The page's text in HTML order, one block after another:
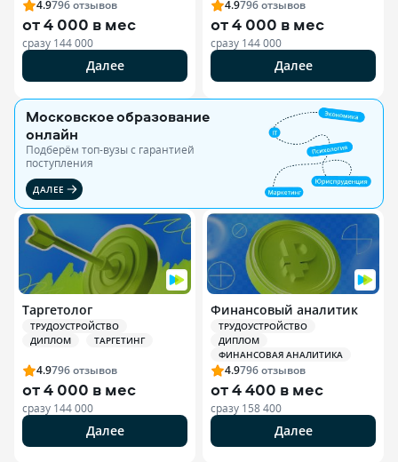
4.9796отзывов
от4 000 в мес
сразу 144 000
Далее
4.9796отзывов
от4 000 в мес
сразу 144 000
Далее
Московское образование
онлайн
Подберём топ-вузы c гарантией
поступления
ДАЛЕЕ
Таргетолог
ТРУДОУСТРОЙСТВО
ДИПЛОМ
ТАРГЕТИНГ
4.9796отзывов
от4 000 в мес
сразу 144 000
Далее
Финансовый аналитик
ТРУДОУСТРОЙСТВО
ДИПЛОМ
ФИНАНСОВАЯ АНАЛИТИКА
4.9796отзывов
от4 400 в мес
сразу 158 400
Далее